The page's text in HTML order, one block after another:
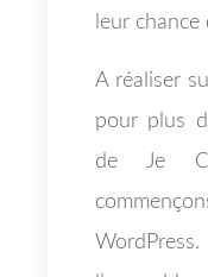
leur chance
A réaliser
pour plus
de Je